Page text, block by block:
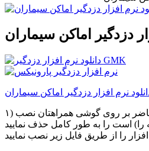
دزدگیر اماکن سیماران
نرم افزار دزدگیر اماکن سیماران
۱) نرم افزاری که در حال حاضر بر روی گوشی همراهتان نصب
است را به طور کامل حذف نمایید (برنامه را uninstall نمایید) سپس